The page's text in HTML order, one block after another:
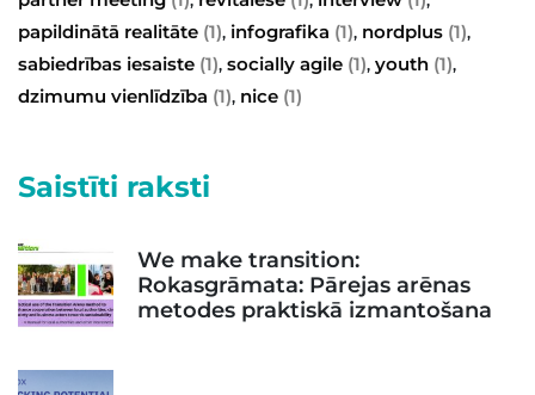
papildinātā realitāte (1), infografika (1), nordplus (1),
sabiedrības iesaiste (1), socially agile (1), youth (1),
dzimumu vienlīdzība (1), nice (1)
Saistīti raksti
We make transition:
Rokasgrāmata: Pārejas arēnas
metodes praktiskā izmantošana